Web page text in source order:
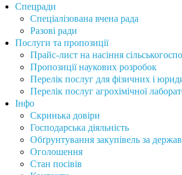
Спецради
Спеціалізована вчена рада
Разові ради
Послуги та пропозиції
Прайс-лист на насіння
Пропозиції наукових розробок
Перелік послуг для фізичних і
Перелік послуг агрохімічної
Інфо
Скринька довіри
Господарська діяльність
Обґрунтування закупівель за
Оголошення
Стан посівів